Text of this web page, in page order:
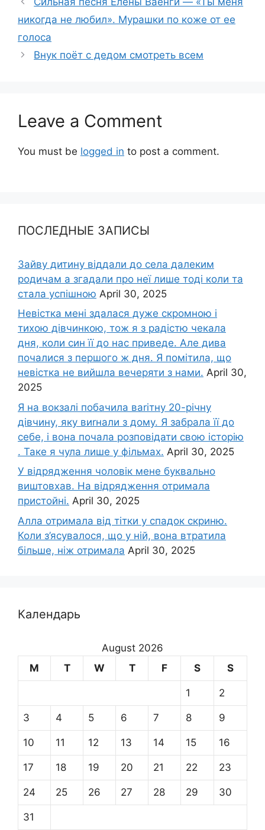
никогда не любил». Мурашки по коже от ее
голоса
Внук поёт с дедом смотреть всем
Leave a Comment
You must be logged in to post a comment.
ПОСЛЕДНЫЕ ЗАПИСЫ
Зайву дитину віддали до села далеким
родичам а згадали про неї лише тоді коли та
стала успішною April 30, 2025
Невістка мені здалася дуже скромною і
тихою дівчинкою, тож я з радістю чекала
дня, коли син її до нас приведе. Але дива
почалися з першого ж дня. Я помітила, що
невістка не вийшла вечеряти з нами. April 30,
2025
Я на вокзалі побачила ваrітну 20-річну
дівчину, яку виrнали з дому. Я забрала її до
себе, і вона почала розповідати свою історію
. Таке я чула лише у фільмах. April 30, 2025
У відрядження чоловік мене буквально
виштовхав. На відрядження отримала
пристойні. April 30, 2025
Алла отримала від тітки у спадок скриню.
Коли з’ясувалося, що у ній, вона втратила
більше, ніж отримала April 30, 2025
Календарь
August 2026
M
T W T F S S
1 2
3 4 5 6 7 8 9
10 11 12 13 14 15 16
17 18 19 20 21 22 23
24 25 26 27 28 29 30
31